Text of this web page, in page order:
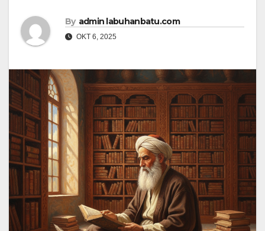
By admin labuhanbatu.com
OKT 6, 2025